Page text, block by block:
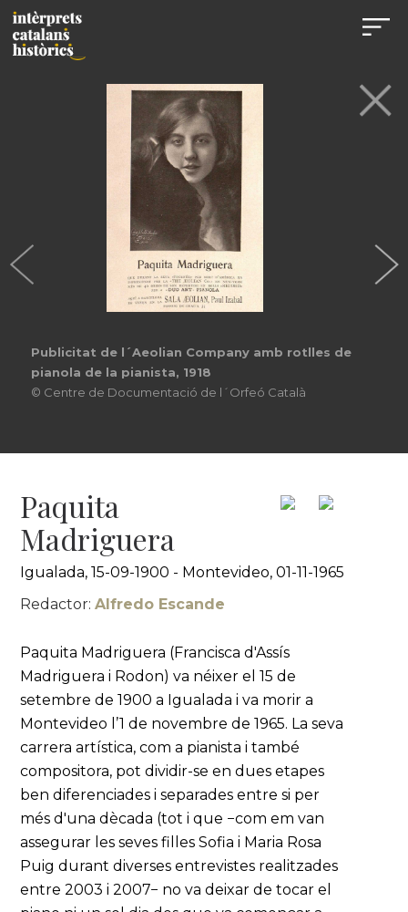
Publicitat de l´Aeolian Company amb rotlles de
pianola de la pianista, 1918
© Centre de Documentació de l´Orfeó Català
Paquita
Madriguera
Igualada, 15-09-1900 - Montevideo, 01-11-1965
Redactor:Alfredo Escande
Paquita Madriguera (Francisca d'Assís
Madriguera i Rodon) va néixer el 15 de
setembre de 1900 a Igualada i va morir a
Montevideo l’1 de novembre de 1965. La seva
carrera artística, com a pianista i també
compositora, pot dividir-se en dues etapes
ben diferenciades i separades entre si per
més d'una dècada (tot i que −com em van
assegurar les seves filles Sofia i Maria Rosa
Puig durant diverses entrevistes realitzades
entre 2003 i 2007− no va deixar de tocar el